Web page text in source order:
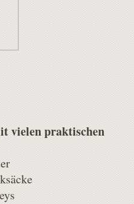
vielen praktischen